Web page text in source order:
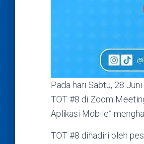
Pada hari Sabtu, 28
TOT #8 di Zoom
Aplikasi Mobile”
TOT #8 dihadiri oleh